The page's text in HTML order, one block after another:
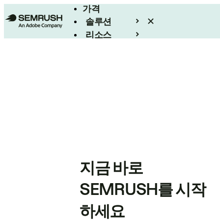
가격
솔루션
리소스
지금 바로
SEMRUSH를 시작
하세요